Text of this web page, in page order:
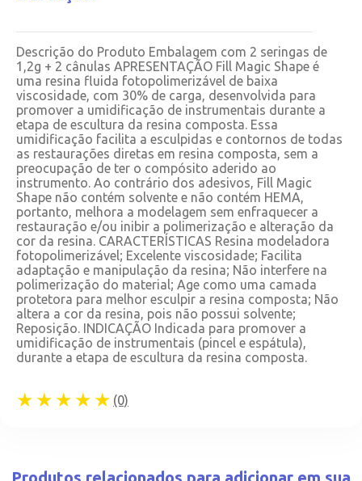
Descrição do Produto Embalagem com 2 seringas de
1,2g + 2 cânulas APRESENTAÇÃO Fill Magic Shape é
uma resina fluida fotopolimerizável de baixa
viscosidade, com 30% de carga, desenvolvida para
promover a umidificação de instrumentais durante a
etapa de escultura da resina composta. Essa
umidificação facilita a esculpidas e contornos de todas
as restaurações diretas em resina composta, sem a
preocupação de ter o compósito aderido ao
instrumento. Ao contrário dos adesivos, Fill Magic
Shape não contém solvente e não contém HEMA,
portanto, melhora a modelagem sem enfraquecer a
restauração e/ou inibir a polimerização e alteração da
cor da resina. CARACTERÍSTICAS Resina modeladora
fotopolimerizável; Excelente viscosidade; Facilita
adaptação e manipulação da resina; Não interfere na
polimerização do material; Age como uma camada
protetora para melhor esculpir a resina composta; Não
altera a cor da resina, pois não possui solvente;
Reposição. INDICAÇÃO Indicada para promover a
umidificação de instrumentais (pincel e espátula),
durante a etapa de escultura da resina composta.
★★★★★ (0)
Produtos relacionados para adicionar em sua